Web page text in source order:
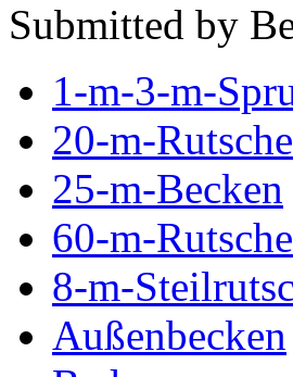
Submitted by
1-m-3-m-
20-m-Rutsche
25-m-Becken
60-m-Rutsche
8-m-
Außenbecken